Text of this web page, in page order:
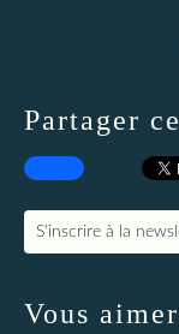
Partager
S'inscrire à la
Vous